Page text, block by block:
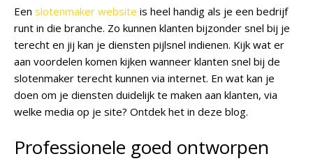
Een slotenmaker website is heel handig als je een bedrijf
runt in die branche. Zo kunnen klanten bijzonder snel bij je
terecht en jij kan je diensten pijlsnel indienen. Kijk wat er
aan voordelen komen kijken wanneer klanten snel bij de
slotenmaker terecht kunnen via internet. En wat kan je
doen om je diensten duidelijk te maken aan klanten, via
welke media op je site? Ontdek het in deze blog.
Professionele goed ontworpen